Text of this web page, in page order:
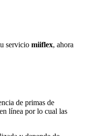
servicio miiflex, ahora
de primas de
línea por lo cual las